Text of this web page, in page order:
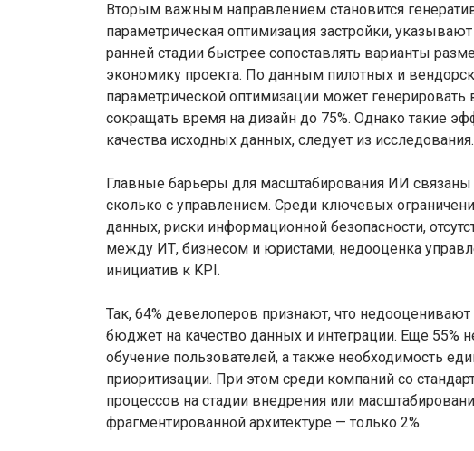
Вторым важным направлением становится
параметрическая оптимизация застройки,
ранней стадии быстрее сопоставлять варианты
экономику проекта. По данным пилотных и
параметрической оптимизации может генерировать
сокращать время на дизайн до 75%. Однако такие
качества исходных данных, следует из исследования.
Главные барьеры для масштабирования ИИ связаны
сколько с управлением. Среди ключевых
данных, риски информационной безопасности,
между ИТ, бизнесом и юристами, недооценка
инициатив к KPI.
Так, 64% девелоперов признают, что
бюджет на качество данных и интеграции. Еще 55%
обучение пользователей, а также необходимость
приоритизации. При этом среди компаний со
процессов на стадии внедрения или
фрагментированной архитектуре — только 2%.